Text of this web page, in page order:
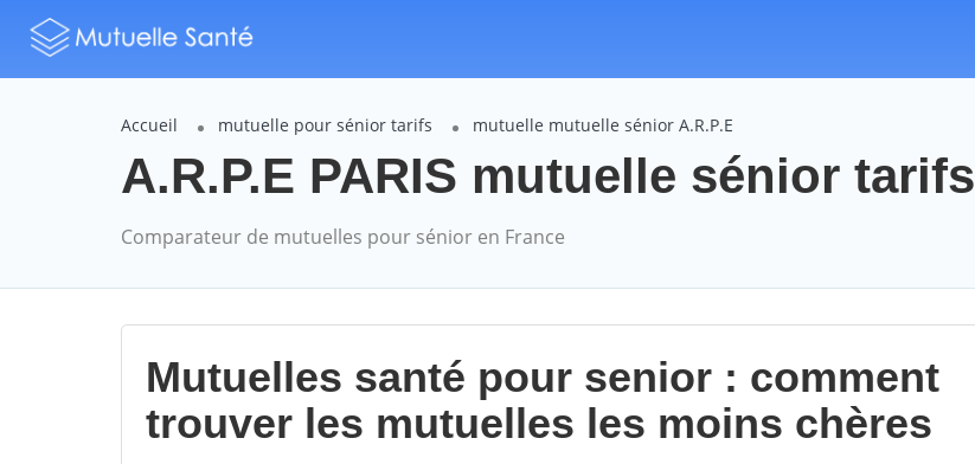
Accueil mutuelle pour sénior tarifs mutuelle mutuelle sénior A.R.P.E
A.R.P.E PARIS mutuelle sénior tarifs
Comparateur de mutuelles pour sénior en France
Mutuelles santé pour senior : comment
trouver les mutuelles les moins chères